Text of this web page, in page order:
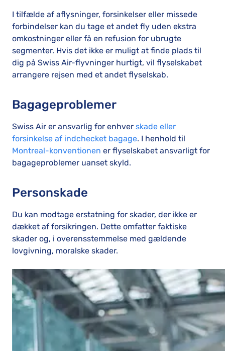
I tilfælde af aflysninger, forsinkelser eller missede
forbindelser kan du tage et andet fly uden ekstra
omkostninger eller få en refusion for ubrugte
segmenter. Hvis det ikke er muligt at finde plads til
dig på Swiss Air-flyvninger hurtigt, vil flyselskabet
arrangere rejsen med et andet flyselskab.
Bagageproblemer
Swiss Air er ansvarlig for enhver skade eller
forsinkelse af indchecket bagage. I henhold til
Montreal-konventionen er flyselskabet ansvarligt for
bagageproblemer uanset skyld.
Personskade
Du kan modtage erstatning for skader, der ikke er
dækket af forsikringen. Dette omfatter faktiske
skader og, i overensstemmelse med gældende
lovgivning, moralske skader.